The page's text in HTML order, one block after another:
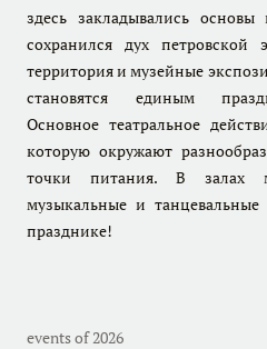
здесь закладывались
сохранился дух
территория и музейные
становятся единым
Основное театральное
которую окружают
точки питания. В залах
музыкальные и
празднике!
events of 2026